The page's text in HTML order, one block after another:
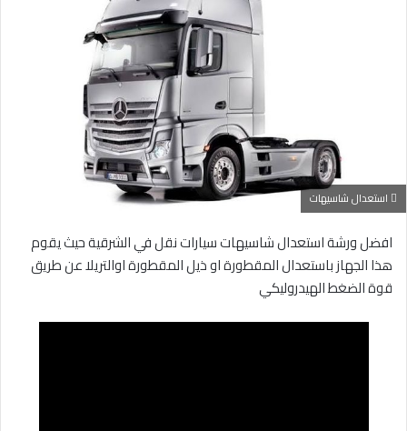
استعدال شاسيهات
افضل ورشة استعدال شاسيهات سيارات نقل في الشرقية حيث يقوم
هذا الجهاز باستعدال المقطورة او ذيل المقطورة اوالتريلا عن طريق
قوة الضغط الهيدروليكي